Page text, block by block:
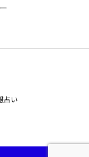
占い